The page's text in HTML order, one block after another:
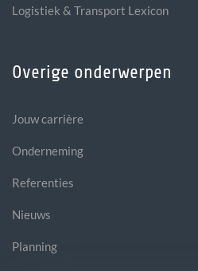
Logistiek & Transport Lexicon
Overige onderwerpen
Jouw carrière
Onderneming
Referenties
Nieuws
Planning